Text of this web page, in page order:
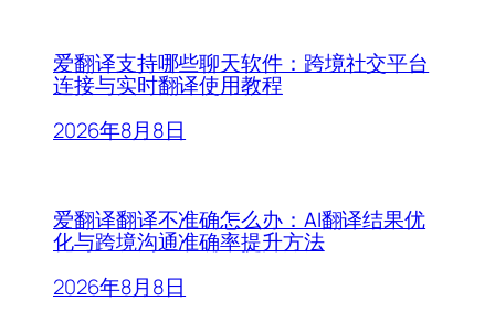
爱翻译支持哪些聊天软件：跨境社交平台
连接与实时翻译使用教程
2026年8月8日
爱翻译翻译不准确怎么办：AI翻译结果优
化与跨境沟通准确率提升方法
2026年8月8日